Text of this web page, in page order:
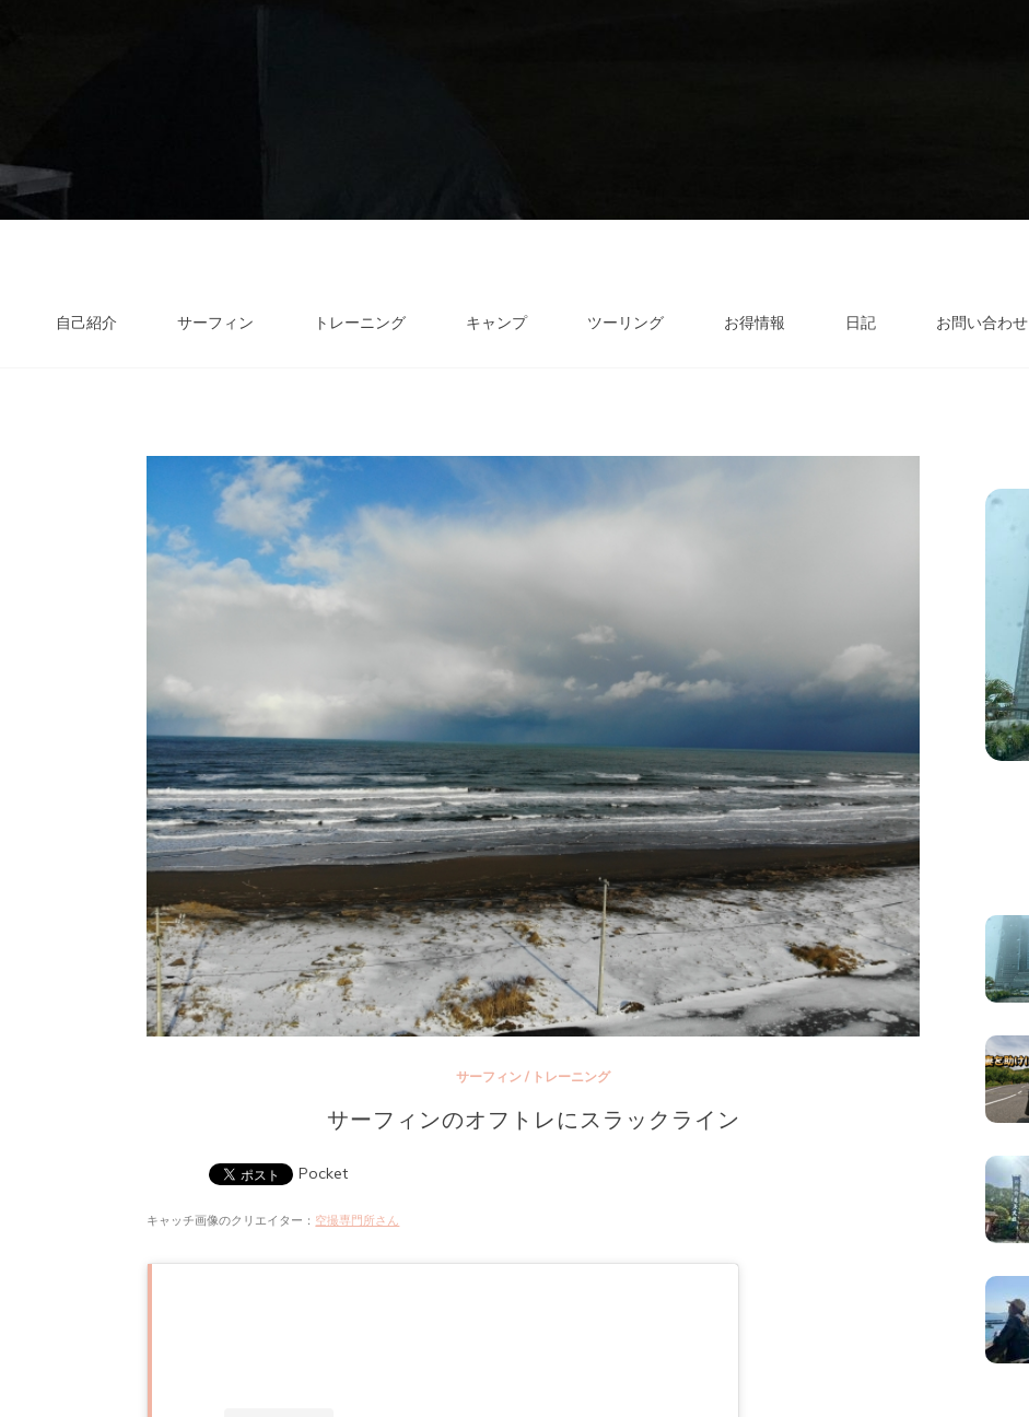
自己紹介 サーフィン トレーニング キャンプ ツーリング お得情報 日記 お問い合わせ
サーフィン / トレーニング
サーフィンのオフトレにスラックライン
Pocket
キャッチ画像のクリエイター： 空撮専門所さん